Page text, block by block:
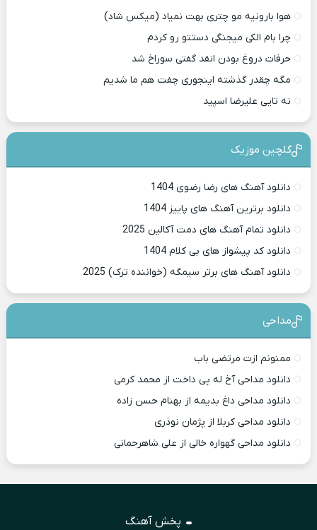
هوا بارونیه مو چتری بهت نمیاد (میکس شاد)
چرا بام الکی میجنگی دستتو رو کردم
حرفات دروغ بودن انقد گفتی سوراخ شد
مگه چقدر گذشته اینجوری چفت هم ما شدیم
نه تایی علیرضا اسپید
گلچین موزیک
دانلود آهنگ های رضا رضوی 1404
دانلود برترین آهنگ های پاییز 1404
دانلود تمام آهنگ های دمت آکالین 2025
دانلود کد پیشواز های بی کلام 1404
دانلود آهنگ های برتر سیمگه (خواننده ترک) 2025
مداحی
ممنونم ازت مرتضی باب
دانلود مداحی آخ له پی داخت از محمد کرمی
دانلود مداحی داغ بدیمه از بهنام حسن زاده
دانلود مداحی کربلا از پژمان نوذری
دانلود مداحی گهواره خالی از علی شاهرحمانی
پخش آهنگ